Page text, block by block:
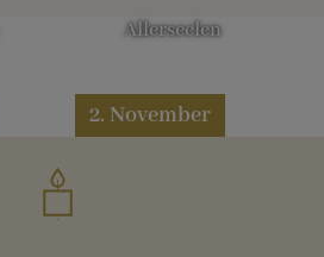
2. November
Allerseelen